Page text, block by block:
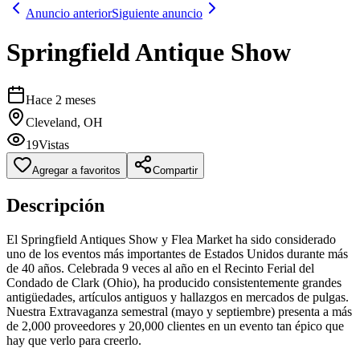
Anuncio anteriorSiguiente anuncio
Springfield Antique Show
Hace 2 meses
Cleveland, OH
19Vistas
Agregar a favoritos Compartir
Descripción
El Springfield Antiques Show y Flea Market ha sido considerado
uno de los eventos más importantes de Estados Unidos durante más
de 40 años. Celebrada 9 veces al año en el Recinto Ferial del
Condado de Clark (Ohio), ha producido consistentemente grandes
antigüedades, artículos antiguos y hallazgos en mercados de pulgas.
Nuestra Extravaganza semestral (mayo y septiembre) presenta a más
de 2,000 proveedores y 20,000 clientes en un evento tan épico que
hay que verlo para creerlo.